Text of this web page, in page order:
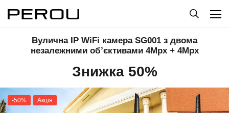
Вулична IP WiFi камера SG001 з двома
незалежними об’єктивами 4Mpx + 4Mpx
Знижка 50%
-50% Акція